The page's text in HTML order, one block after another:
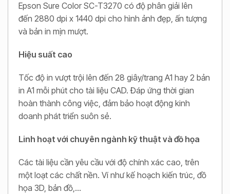
Epson Sure Color SC-T3270 có độ phân giải lên
đến 2880 dpi x 1440 dpi cho hình ảnh đẹp, ấn tượng
và bản in mịn mượt.
Hiệu suất cao
Tốc độ in vượt trội lên đến 28 giây/trang A1 hay 2 bản
in A1 mỗi phút cho tài liệu CAD. Đáp ứng thời gian
hoàn thành công việc, đảm bảo hoạt động kinh
doanh phát triển suôn sẻ.
Linh hoạt với chuyên ngành kỹ thuật và đồ họa
Các tài liệu cần yêu cầu với độ chính xác cao, trên
một loạt các chất nền. Ví như kế hoạch kiến trúc, đồ
họa 3D, bản đồ,…